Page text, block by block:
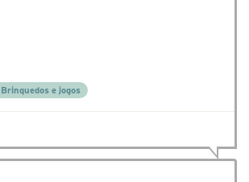
Brinquedos e jogos